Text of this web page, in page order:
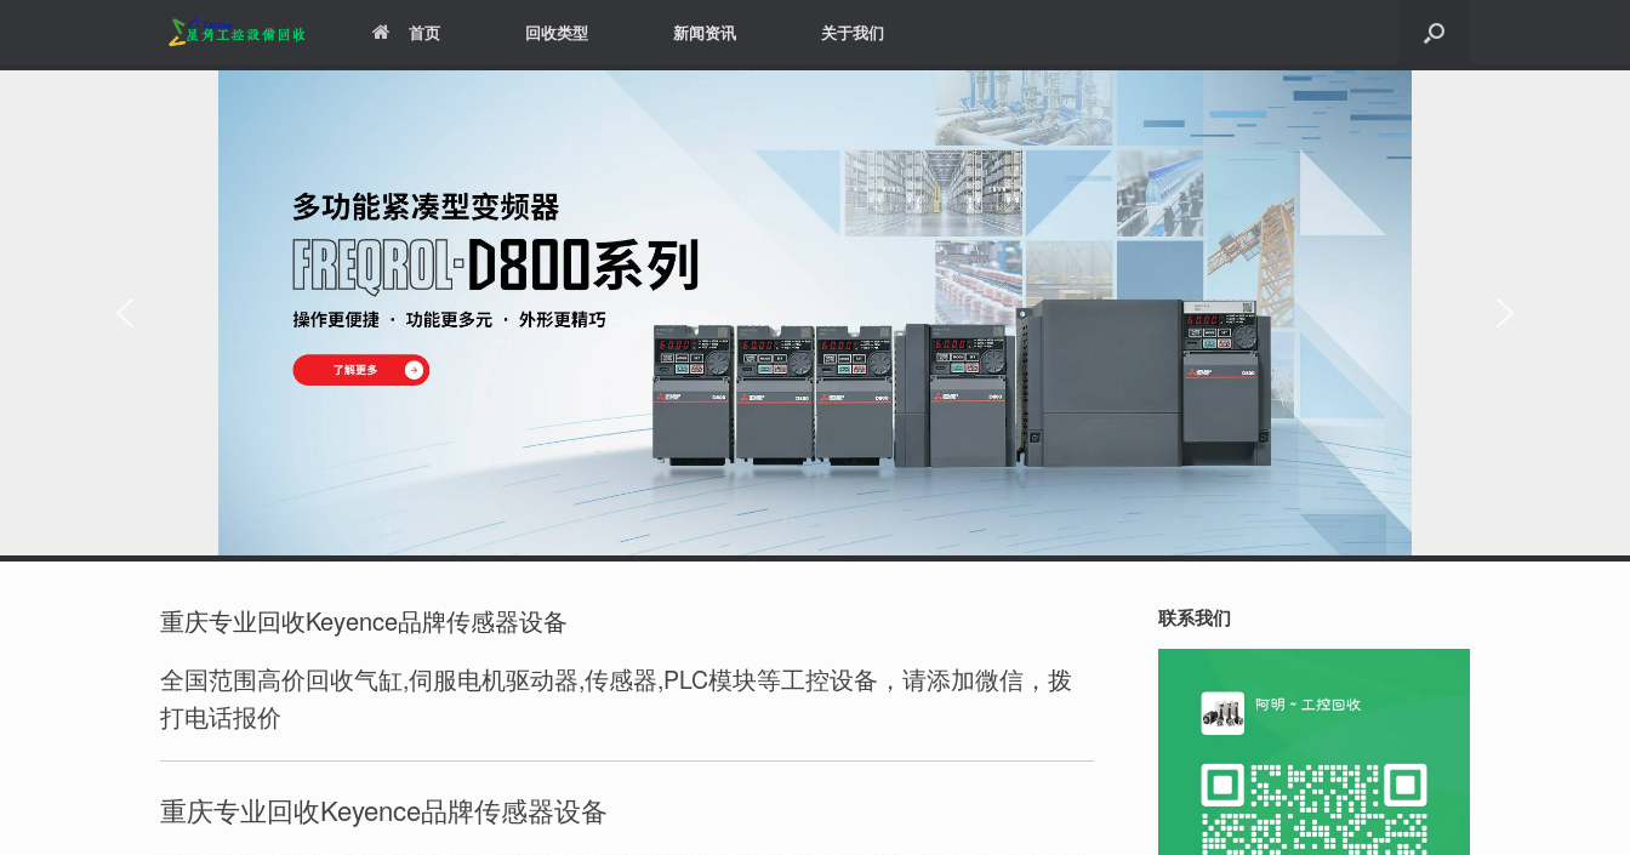
首页 回收类型 新闻资讯 关于我们
重庆专业回收Keyence品牌传感器设备
全国范围高价回收气缸,伺服电机驱动器,传感器,PLC模块等工控设备，请添加微信，拨
打电话报价
重庆专业回收Keyence品牌传感器设备
联系我们